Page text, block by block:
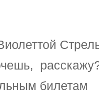
билетам